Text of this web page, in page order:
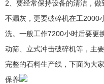
2、要经常保持设备的清洁，做
不漏灰，更要破碎机在工2000
洗。一般工作7200小时后要更
动筛、立式冲击破碎机等，主
完整的石料生产线，下面为大
保养